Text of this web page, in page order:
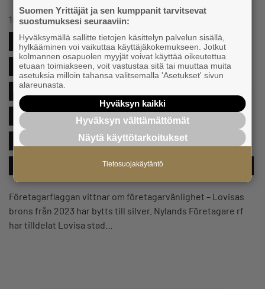
10.10.2025 11:55 Nyhet #FÖRENING
#EGENFÖRETAGARE #FÖRETAGARENSVARDAG
#FÖRETAGETSEKONOMI #FÖRETAGSAMHETSFOSTRAN
#FÖRETAGSANSVAR
#FÖRSÄLJNING #KREATIVSEKTOR
#MARKNADSFÖRING #NÄRINGSLIVSPOLITIK
#STÖD&RÅD #TILLVÄXT&UTVECKLING
Företagarflaggan vittnar om företagarvänlighet – Lovisas
brons från 2023 har bytts till silver. Nylands Företagare rf
har tilldelat Lovisa stad…
Suomen Yrittäjät ja sen kumppanit tarvitsevat
suostumuksesi seuraaviin:
Hyväksymällä sallitte tietojen käsittelyn palvelun sisällä,
hylkääminen voi vaikuttaa käyttäjäkokemukseen. Jotkut
kolmannen osapuolen myyjät voivat käyttää oikeutettua
etuaan toimiakseen, voit vastustaa sitä tai muuttaa muita
asetuksia milloin tahansa valitsemalla 'Asetukset' sivun
alareunasta.
Hyväksyn kaikki
Hyväksyn välttämättömät
Näytä käyttötarkoitukset
Tietosuojakäytäntö